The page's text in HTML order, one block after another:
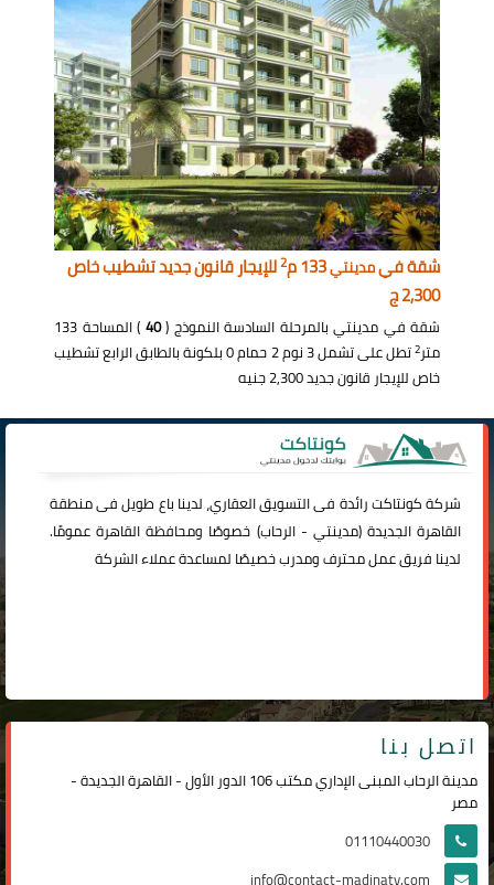
شقة فيمدينتي 2للإيجار قانون جديد تشطيب خاص
2,300 ج
شقة في مدينتي بالمرحلة السادسة النموذج (40
) المساحة 133
متر2
تطل على تشمل 3 نوم 2 حمام 0 بلكونة بالطابق الرابع تشطيب
خاص للإيجار قانون جديد 2,300 جنيه
شركةكونتاكترائدة فى التسويق العقاري، لدينا باع طويل فى منطقة
القاهرة الجديدة (مدينتي -الرحاب) خصوصًا ومحافظة القاهرة عمومًا.
لدينا فريق عمل محترف ومدرب خصيصًا لمساعدة عملاء الشركة
اتصل بنا
مدينة الرحاب المبنى الإداري مكتب 106 الدور الأول - القاهرة الجديدة -
مصر
01110440030
info@contact-madinaty.com